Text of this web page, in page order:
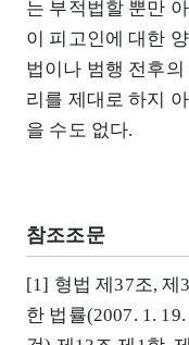
는 부적법할 뿐만
이 피고인에 대한
법이나 범행 전후
리를 제대로 하지
을 수도 없다.
참조조문
[1] 형법 제37조, 제
한 법률(2007. 1.